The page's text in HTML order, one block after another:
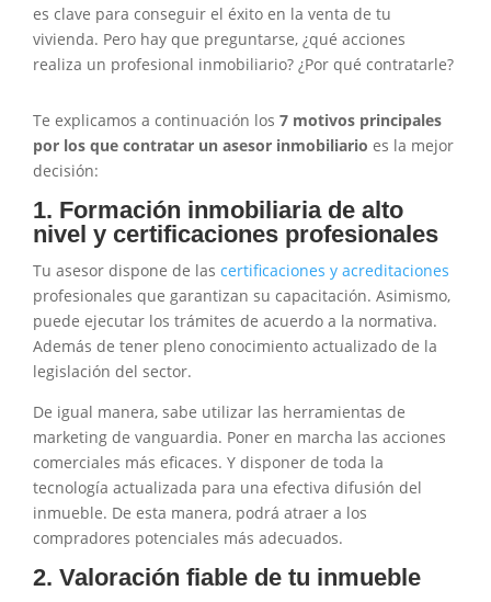
es clave para conseguir el éxito en la venta de tu
vivienda. Pero hay que preguntarse, ¿qué acciones
realiza un profesional inmobiliario? ¿Por qué contratarle?
Te explicamos a continuación los 7 motivos principales
por los que contratar un asesor inmobiliario es la mejor
decisión:
1. Formación inmobiliaria de alto
nivel y certificaciones profesionales
Tu asesor dispone de las certificaciones y acreditaciones
profesionales que garantizan su capacitación. Asimismo,
puede ejecutar los trámites de acuerdo a la normativa.
Además de tener pleno conocimiento actualizado de la
legislación del sector.
De igual manera, sabe utilizar las herramientas de
marketing de vanguardia. Poner en marcha las acciones
comerciales más eficaces. Y disponer de toda la
tecnología actualizada para una efectiva difusión del
inmueble. De esta manera, podrá atraer a los
compradores potenciales más adecuados.
2. Valoración fiable de tu inmueble